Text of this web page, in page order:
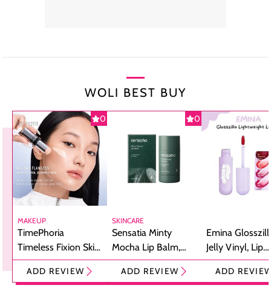
WOLI BEST BUY
0
MAKEUP
TimePhoria
Timeless Fixion Skin
Tint Stick,
Foundation dan
ADD REVIEW
0
SKINCARE
Sensatia Minty
Mocha Lip Balm,
Pelembap Bibir
dengan Aroma
ADD REVIEW
Emina
Jelly Vinyl, Lip
Cream Glossy
Ringan
ADD